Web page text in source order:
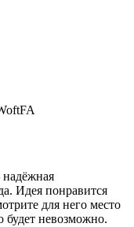
Идея понравится
для него место
будет невозможно.